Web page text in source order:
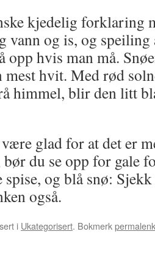
kjedelig forklaring
vann og is, og speiling
opp hvis man må.
mest hvit. Med rød
himmel, blir den litt
glad for at det er
bør du se opp for gale
og blå snø:
også.
i Ukategorisert. Bokmerk